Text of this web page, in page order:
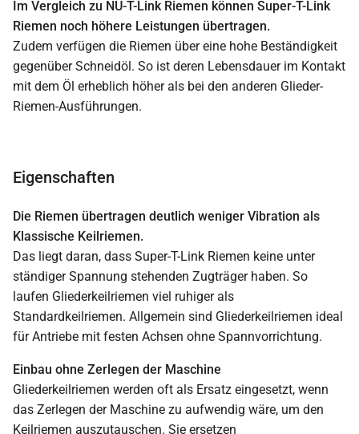
Im Vergleich zu NU-T-Link Riemen können Super-T-Link
Riemen noch höhere Leistungen übertragen.
Zudem verfügen die Riemen über eine hohe Beständigkeit
gegenüber Schneidöl. So ist deren Lebensdauer im Kontakt
mit dem Öl erheblich höher als bei den anderen Glieder-
Riemen-Ausführungen.
Eigenschaften
Die Riemen übertragen deutlich weniger Vibration als
Klassische Keilriemen.
Das liegt daran, dass Super-T-Link Riemen keine unter
ständiger Spannung stehenden Zugträger haben. So
laufen Gliederkeilriemen viel ruhiger als
Standardkeilriemen. Allgemein sind Gliederkeilriemen ideal
für Antriebe mit festen Achsen ohne Spannvorrichtung.
Einbau ohne Zerlegen der Maschine
Gliederkeilriemen werden oft als Ersatz eingesetzt, wenn
das Zerlegen der Maschine zu aufwendig wäre, um den
Keilriemen auszutauschen. Sie ersetzen